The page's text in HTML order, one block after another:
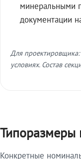
минеральными
документации
Для
условиях. Состав
Типоразмеры
Конкретные